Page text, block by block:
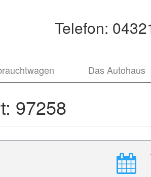
Telefon:
Das Autohaus
97258